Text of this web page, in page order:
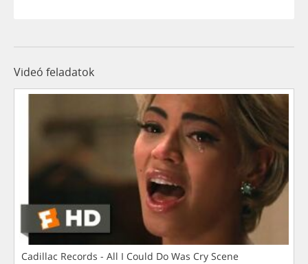
Videó feladatok
Cadillac Records - All I Could Do Was Cry Scene